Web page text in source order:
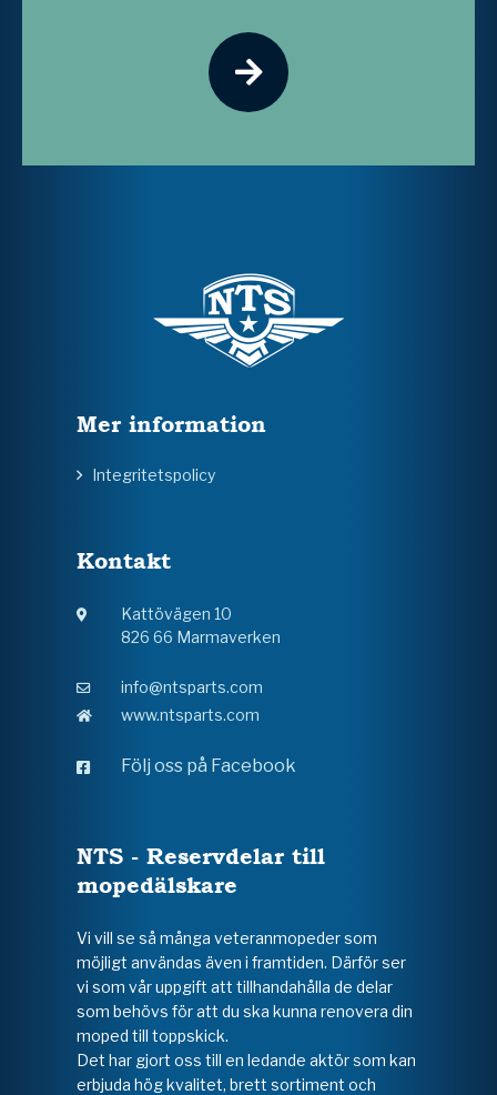
Mer information
Integritetspolicy
Kontakt
Kattövägen 10
826 66 Marmaverken
info@ntsparts.com
www.ntsparts.com
Följ oss på Facebook
NTS - Reservdelar till
mopedälskare
Vi vill se så många veteranmopeder som
möjligt användas även i framtiden. Därför ser
vi som vår uppgift att tillhandahålla de delar
som behövs för att du ska kunna renovera din
moped till toppskick.
Det har gjort oss till en ledande aktör som kan
erbjuda hög kvalitet, brett sortiment och